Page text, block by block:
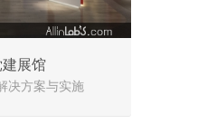
建展馆
决方案与实施